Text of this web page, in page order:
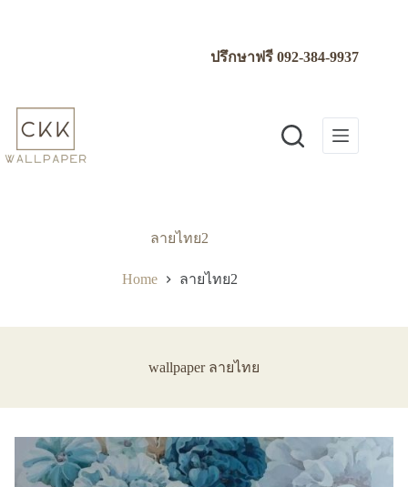
ปรึกษาฟรี092-384-9937
ลายไทย2
Home ลายไทย2
wallpaper ลายไทย